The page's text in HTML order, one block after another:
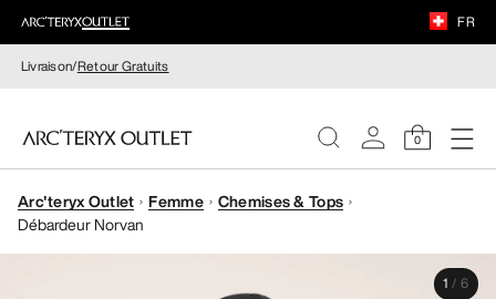
FR
Livraison/Retour Gratuits
0
FEMME
Arc'teryx Outlet Femme
Chemises & Tops
Débardeur Norvan
1 / 6